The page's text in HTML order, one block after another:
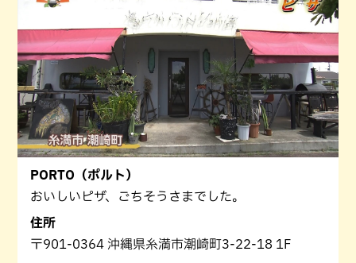
PORTO（ポルト）
おいしいピザ、ごちそうさまでした。
住所
〒901-0364 沖縄県糸満市潮崎町3-22-18 1F